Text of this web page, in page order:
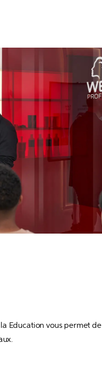
Education vous permet de